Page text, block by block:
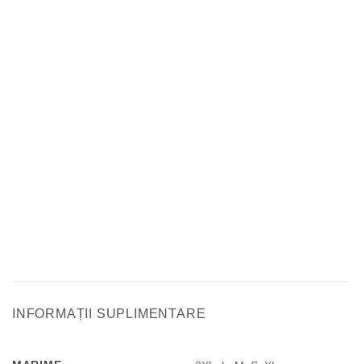
INFORMAȚII SUPLIMENTARE